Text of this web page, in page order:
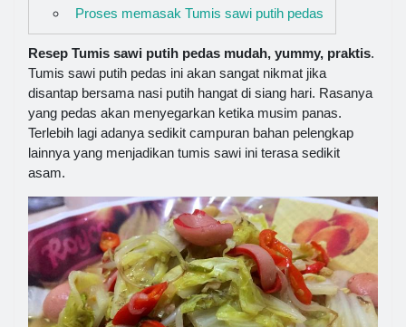
Proses memasak Tumis sawi putih pedas
Resep Tumis sawi putih pedas mudah, yummy, praktis.
Tumis sawi putih pedas ini akan sangat nikmat jika
disantap bersama nasi putih hangat di siang hari. Rasanya
yang pedas akan menyegarkan ketika musim panas.
Terlebih lagi adanya sedikit campuran bahan pelengkap
lainnya yang menjadikan tumis sawi ini terasa sedikit
asam.